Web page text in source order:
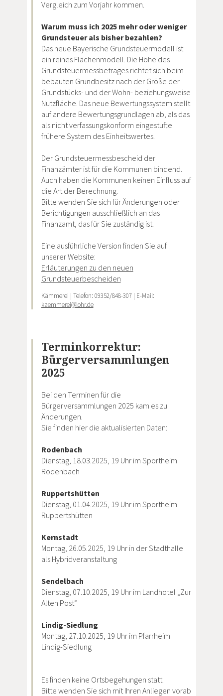
Vergleich zum Vorjahr kommen.
Warum muss ich 2025 mehr oder weniger
Grundsteuer als bisher bezahlen?
Das neue Bayerische Grundsteuermodell ist
ein reines Flächenmodell. Die Höhe des
Grundsteuermessbetrages richtet sich beim
bebauten Grundbesitz nach der Größe der
Grundstücks- und der Wohn- beziehungsweise
Nutzfläche. Das neue Bewertungssystem stellt
auf andere Bewertungsgrundlagen ab, als das
als nicht verfassungskonform eingestufte
frühere System des Einheitswertes.
Der Grundsteuermessbescheid der
Finanzämter ist für die Kommunen bindend.
Auch haben die Kommunen keinen Einfluss auf
die Art der Berechnung.
Bitte wenden Sie sich für Änderungen oder
Berichtigungen ausschließlich an das
Finanzamt, das für Sie zuständig ist.
Eine ausführliche Version finden Sie auf
unserer Website:
Erläuterungen zu den neuen
Grundsteuerbescheiden
Kämmerei | Telefon: 09352/848-307 | E-Mail:
kaemmerei@lohr.de
Terminkorrektur:
Bürgerversammlungen
2025
Bei den Terminen für die
Bürgerversammlungen 2025 kam es zu
Änderungen.
Sie finden hier die aktualisierten Daten:
Rodenbach
Dienstag, 18.03.2025, 19 Uhr im Sportheim
Rodenbach
Ruppertshütten
Dienstag, 01.04.2025, 19 Uhr im Sportheim
Ruppertshütten
Kernstadt
Montag, 26.05.2025, 19 Uhr in der Stadthalle
als Hybridveranstaltung
Sendelbach
Dienstag, 07.10.2025, 19 Uhr im Landhotel „Zur
Alten Post“
Lindig-Siedlung
Montag, 27.10.2025, 19 Uhr im Pfarrheim
Lindig-Siedlung
Es finden keine Ortsbegehungen statt.
Bitte wenden Sie sich mit Ihren Anliegen vorab